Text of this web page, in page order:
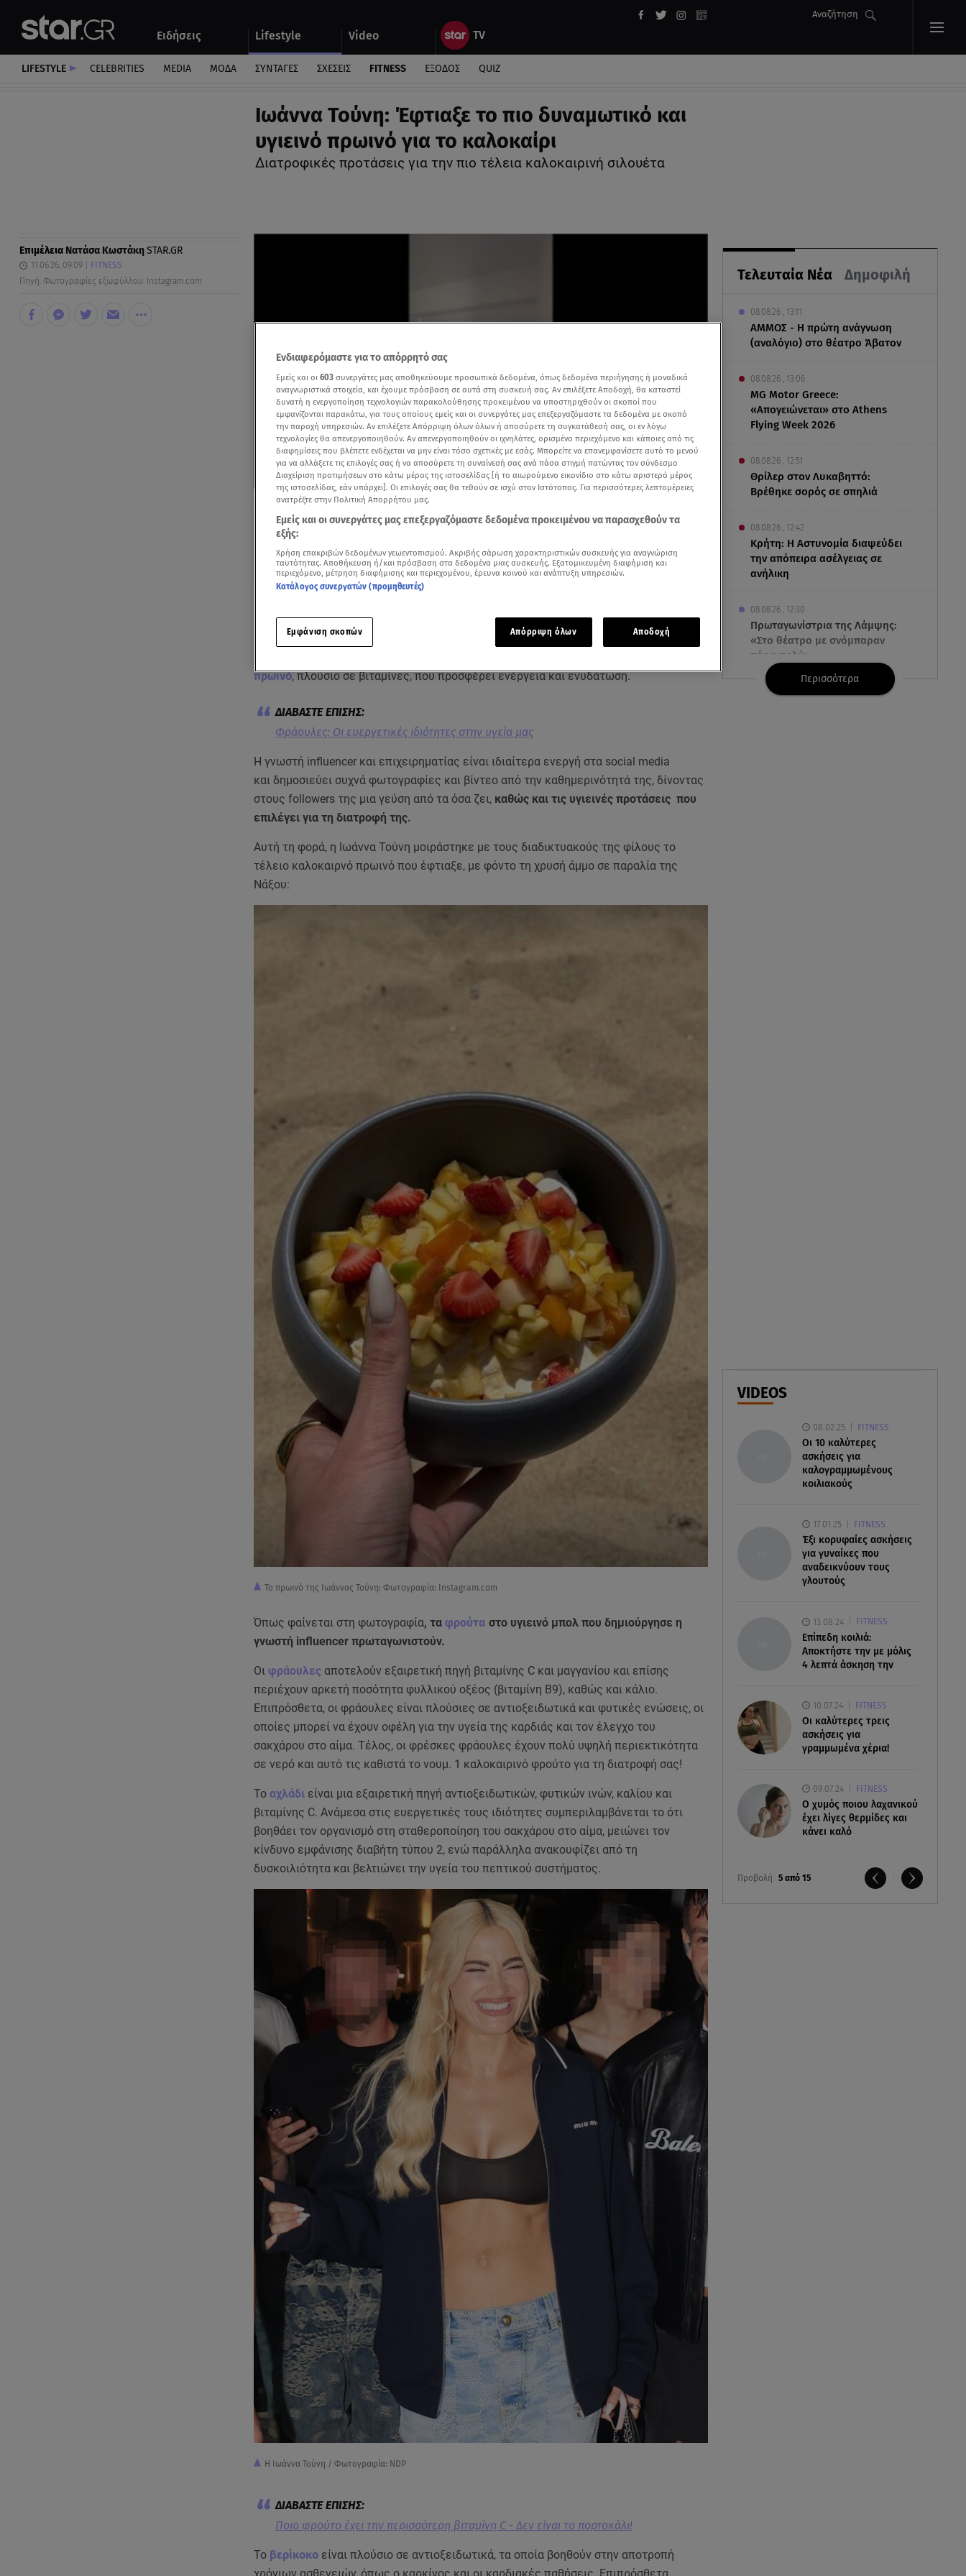
Ειδήσεις Lifestyle Video
Αναζήτηση
Αυτοκίνητο
LIFESTYLE CELEBRITIES MEDIA ΜΟΔΑ ΣΥΝΤΑΓΕΣ ΣΧΕΣΕΙΣ FITNESS ΕΞΟΔΟΣ QUIZ
Ιωάννα Τούνη: Έφτιαξε το πιο δυναμωτικό και
υγιεινό πρωινό για το καλοκαίρι
Διατροφικές προτάσεις για την πιο τέλεια καλοκαιρινή σιλουέτα
Τελευταία Νέα Δημοφιλή
08.08.26 , 13:11
ΑΜΜΟΣ - Η πρώτη ανάγνωση
(αναλόγιο) στο θέατρο Άβατον
08.08.26 , 13:06
MG Motor Greece:
«Απογειώνεται» στο Athens
Flying Week 2026
08.08.26 , 12:51
Θρίλερ στον Λυκαβηττό:
Βρέθηκε σορός σε σπηλιά
08.08.26 , 12:42
Κρήτη: Η Αστυνομία διαψεύδει
την απόπειρα ασέλγειας σε
ανήλικη
08.08.26 , 12:30
Πρωταγωνίστρια της Λάμψης:
«Στο θέατρο με σνόμπαραν
πάρα πολύ»
08.08.26 , 12:15
Νηστίσιμη συνταγή για να
φτιάξετε χαλβά με σοκολάτα και
Περισσότερα
VIDEOS
08.02.25 FITNESS
Oι 10 καλύτερες
ασκήσεις για
καλογραμμωμένους
κοιλιακούς
17.01.25 FITNESS
Έξι κορυφαίες ασκήσεις
για γυναίκες που
αναδεικνύουν τους
γλουτούς
13.08.24 FITNESS
Επίπεδη κοιλιά:
Αποκτήστε την με μόλις
4 λεπτά άσκηση την
10.07.24 FITNESS
Οι καλύτερες τρεις
ασκήσεις για
γραμμωμένα χέρια!
09.07.24 FITNESS
O χυμός ποιου λαχανικού
έχει λίγες θερμίδες και
κάνει καλό
Προβολή 5 από 15
Επιμέλεια Νατάσα ΚωστάκηSTAR.GR
11.06.26, 09:09
FITNESS
Πηγή: Φωτογραφίες εξωφύλλου: Instagram.com
Ιωάννα Τούνη: Tα στιγμιότυπα που ανέβασε από τις διακοπές της στη Νάξο/ Βίντεο: instagram.com
Δείτε περισσότερα άρθρα μας στα αποτελέσματα αναζήτησης
Add star.gr on Google
Ιωάννα Τούνη,η οποία βρίσκεται αυτή την περίοδο στη Νάξο
για τις καλοκαιρινές
της διακοπές, μοιράστηκε με τους followers της
πρωινό, πλούσιο σε βιταμίνες, που προσφέρει ενέργεια και ενυδάτωση.
Φράουλες: Οι ευεργετικές ιδιότητες στην υγεία μας
Η γνωστή influencer και επιχειρηματίας είναι ιδιαίτερα ενεργή στα social media
και δημοσιεύει συχνά φωτογραφίες και βίντεο από την καθημερινότητά της, δίνοντας
στους followers της μια γεύση από τα όσα ζει, καθώς και τις υγιεινές προτάσεις που
επιλέγει για τη διατροφή της.
Αυτή τη φορά, η Ιωάννα Τούνη μοιράστηκε με τους διαδικτυακούς της φίλους το
τέλειο καλοκαιρνό πρωινό που έφτιαξε, με φόντο τη χρυσή άμμο σε παραλία της
Νάξου:
Το πρωινό της Ιωάννας Τούνη: Φωτογραφία: Instagram.com
Όπως φαίνεται στη φωτογραφία, τα φρούτα στο υγιεινό μπολ που δημιούργησε η
γνωστή influencer πρωταγωνιστούν.
Οι φράουλεςαποτελούν εξαιρετική πηγή βιταμίνης C και μαγγανίου και επίσης
περιέχουν αρκετή ποσότητα φυλλικού οξέος (βιταμίνη Β9), καθώς και κάλιο.
Επιπρόσθετα, οι φράουλες είναι πλούσιες σε αντιοξειδωτικά και φυτικές ενώσεις, οι
οποίες μπορεί να έχουν οφέλη για την υγεία της καρδιάς και τον έλεγχο του
σακχάρου στο αίμα. Τέλος, οι φρέσκες φράουλες έχουν πολύ υψηλή περιεκτικότητα
σε νερό και αυτό τις καθιστά το νουμ. 1 καλοκαιρινό φρούτο για τη διατροφή σας!
Το αχλάδιείναι μια εξαιρετική πηγή αντιοξειδωτικών, φυτικών ινών, καλίου και
βιταμίνης C. Ανάμεσα στις ευεργετικές τους ιδιότητες συμπεριλαμβάνεται το ότι
βοηθάει τον οργανισμό στη σταθεροποίηση του σακχάρου στο αίμα, μειώνει τον
κίνδυνο εμφάνισης διαβήτη τύπου 2, ενώ παράλληλα ανακουφίζει από τη
δυσκοιλιότητα και βελτιώνει την υγεία του πεπτικού συστήματος.
Η Ιωάννα Τούνη / Φωτογραφία: NDP
Ποιο φρούτο έχει την περισσότερη βιταμίνη C - Δεν είναι το πορτοκάλι!
Το βερίκοκο είναι πλούσιο σε αντιοξειδωτικά, τα οποία βοηθούν στην αποτροπή
Ενδιαφερόμαστε για το απόρρητό σας
Εμείς και οι 603 συνεργάτες μας αποθηκεύουμε προσωπικά δεδομένα, όπως δεδομένα περιήγησης ή μοναδικά
αναγνωριστικά στοιχεία, και έχουμε πρόσβαση σε αυτά στη συσκευή σας. Αν επιλέξετε Αποδοχή, θα καταστεί
δυνατή η ενεργοποίηση τεχνολογιών παρακολούθησης προκειμένου να υποστηριχθούν οι σκοποί που
εμφανίζονται παρακάτω, για τους οποίους εμείς και οι συνεργάτες μας επεξεργαζόμαστε τα δεδομένα με σκοπό
την παροχή υπηρεσιών. Αν επιλέξετε Απόρριψη όλων όλων ή αποσύρετε τη συγκατάθεσή σας, οι εν λόγω
τεχνολογίες θα απενεργοποιηθούν. Αν απενεργοποιηθούν οι ιχνηλάτες, ορισμένο περιεχόμενο και κάποιες από τις
διαφημίσεις που βλέπετε ενδέχεται να μην είναι τόσο σχετικές με εσάς. Μπορείτε να επανεμφανίσετε αυτό το μενού
για να αλλάξετε τις επιλογές σας ή να αποσύρετε τη συναίνεσή σας ανά πάσα στιγμή πατώντας τον σύνδεσμο
Διαχείριση προτιμήσεων στο κάτω μέρος της ιστοσελίδας [ή το αιωρούμενο εικονίδιο στο κάτω αριστερό μέρος
της ιστοσελίδας, εάν υπάρχει]. Οι επιλογές σας θα τεθούν σε ισχύ στον Ιστότοπος. Για περισσότερες λεπτομέρειες
ανατρέξτε στην Πολιτική Απορρήτου μας.
Εμείς και οι συνεργάτες μας επεξεργαζόμαστε δεδομένα προκειμένου να παρασχεθούν τα
εξής:
Χρήση επακριβών δεδομένων γεωεντοπισμού. Ακριβής σάρωση χαρακτηριστικών συσκευής για αναγνώριση
ταυτότητας. Αποθήκευση ή/και πρόσβαση στα δεδομένα μιας συσκευής. Εξατομικευμένη διαφήμιση και
περιεχόμενο, μέτρηση διαφήμισης και περιεχομένου, έρευνα κοινού και ανάπτυξη υπηρεσιών.
Κατάλογος συνεργατών (προμηθευτές)
Εμφάνιση σκοπών Απόρριψη όλων Αποδοχή